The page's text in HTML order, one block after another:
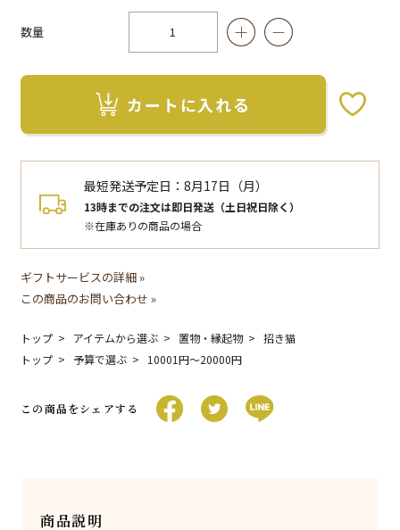
数量
カートに入れる
最短発送予定日：8月17日（月）
13時までの注文は即日発送（土日祝日除く）
※在庫ありの商品の場合
ギフトサービスの詳細 »
この商品のお問い合わせ »
トップ アイテムから選ぶ 置物・縁起物
招き猫
トップ
予算で選ぶ 10001円〜20000円
この商品をシェアする
商品説明